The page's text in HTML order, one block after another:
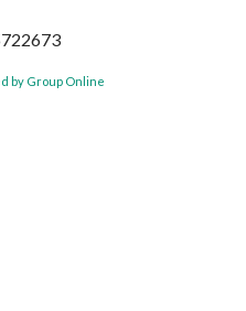
by Group Online